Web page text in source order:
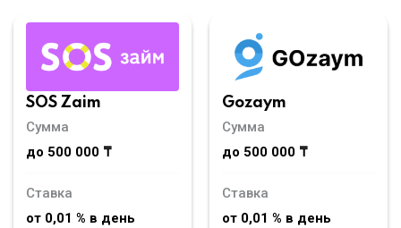
SOS Zaim
Сумма
до 500 000 ₸
Ставка
от 0,01 % в день
Gozaym
Сумма
до 500 000 ₸
Ставка
от 0,01 % в день